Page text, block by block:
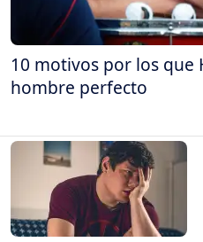
10 motivos por los que
hombre perfecto